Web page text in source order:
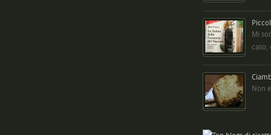
Mi
caso,
Non